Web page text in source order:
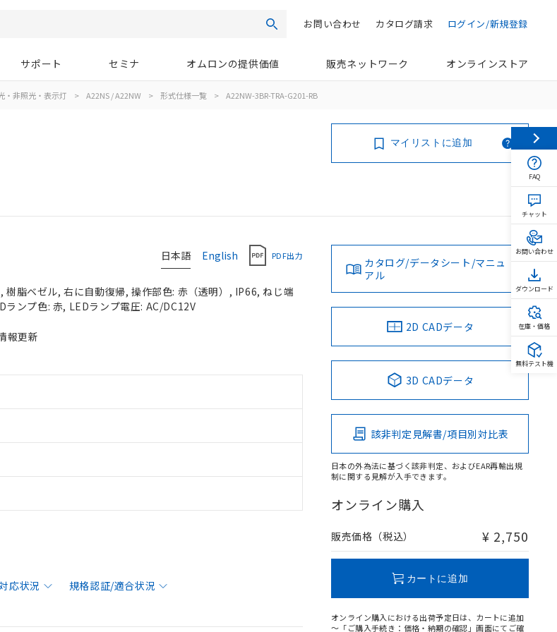
検索 ログイン/新規登録
カタログ請求
お問い合わせ
サポート セミナ オムロンの提供価値 販売ネットワーク オンラインストア
非照光・表示灯 > A22NS / A22NW > 形式仕様一覧 > A22NW-3BR-TRA-G201-RB
マイリストに追加
日本語 English PDF出力
脂ベゼル, 右に自動復帰, 操作部色: 赤（透明）, IP66, ねじ端
ンプ色: 赤, LEDランプ電圧: AC/DC12V
報更新
応状況 規格認証/適合状況
カタログ/データシート/マニュ
アル
2D CADデータ
3D CADデータ
該非判定見解書/項目別対比表
日本の外為法に基づく該非判定、およびEAR再輸出規
制に関する見解が入手できます。
オンライン購入
販売価格（税込） ¥ 2,750
カートに追加
オンライン購入における出荷予定日は、カートに追加
～「ご購入手続き：価格・納期の確認」画面にてご確
FAQ
チャット
お問い合わせ
ダウンロード
在庫・価格
無料テスト機